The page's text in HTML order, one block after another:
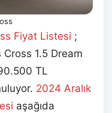
Fiyat Listesi ;
1.5 Dream
TL
2024 Aralık
aşağıda